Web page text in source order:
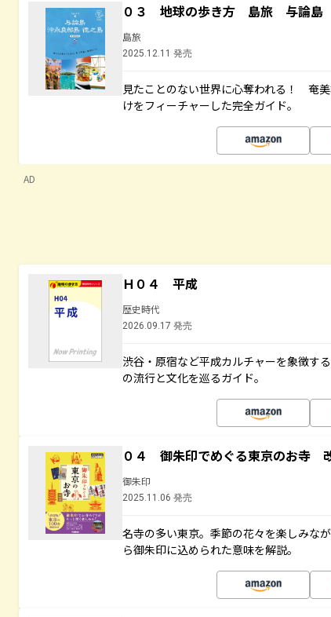
０３ 地球の歩き方 島旅 与論島
島旅
2025.12.11 発売
見たことのない世界に心奪われる！ 奄
けをフィーチャーした完全ガイド。
AD
Ｈ０４ 平成
歴史時代
2026.09.17 発売
渋谷・原宿など平成カルチャーを象徴す
の流行と文化を巡るガイド。
０４ 御朱印でめぐる東京のお寺
御朱印
2025.11.06 発売
名寺の多い東京。季節の花々を楽しみな
ら御朱印に込められた意味を解説。